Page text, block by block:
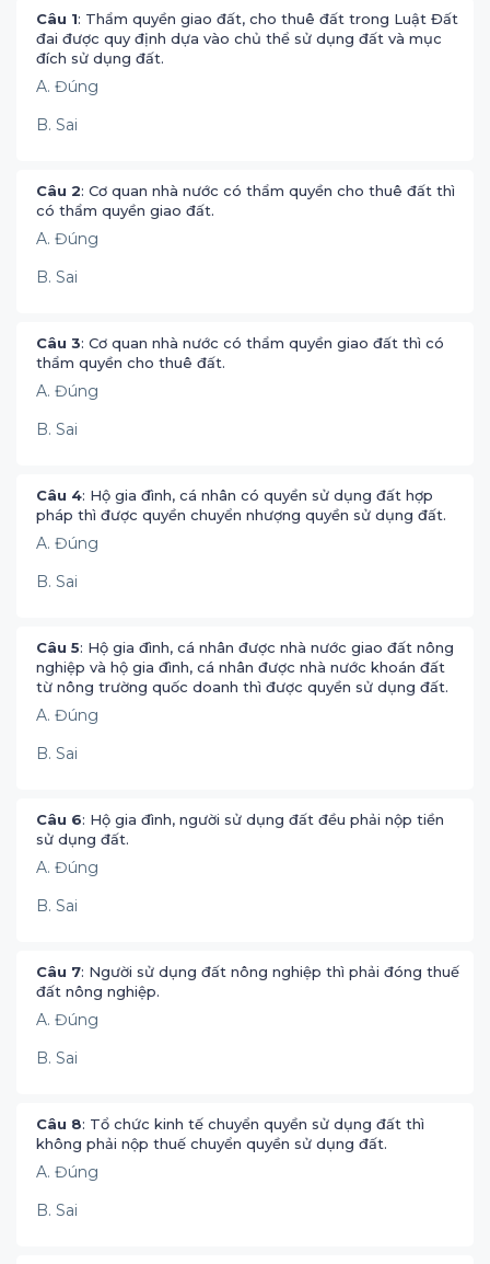
Câu 1: Thẩm quyền giao đất, cho thuê đất trong Luật Đất
đai được quy định dựa vào chủ thể sử dụng đất và mục
đích sử dụng đất.
A. Đúng
B. Sai
Câu 2: Cơ quan nhà nước có thẩm quyền cho thuê đất thì
có thẩm quyền giao đất.
A. Đúng
B. Sai
Câu 3: Cơ quan nhà nước có thẩm quyền giao đất thì có
thẩm quyền cho thuê đất.
A. Đúng
B. Sai
Câu 4: Hộ gia đình, cá nhân có quyền sử dụng đất hợp
pháp thì được quyền chuyển nhượng quyền sử dụng đất.
A. Đúng
B. Sai
Câu 5: Hộ gia đình, cá nhân được nhà nước giao đất nông
nghiệp và hộ gia đình, cá nhân được nhà nước khoán đất
từ nông trường quốc doanh thì được quyền sử dụng đất.
A. Đúng
B. Sai
Câu 6: Hộ gia đình, người sử dụng đất đều phải nộp tiền
sử dụng đất.
A. Đúng
B. Sai
Câu 7: Người sử dụng đất nông nghiệp thì phải đóng thuế
đất nông nghiệp.
A. Đúng
B. Sai
Câu 8: Tổ chức kinh tế chuyển quyền sử dụng đất thì
không phải nộp thuế chuyển quyền sử dụng đất.
A. Đúng
B. Sai